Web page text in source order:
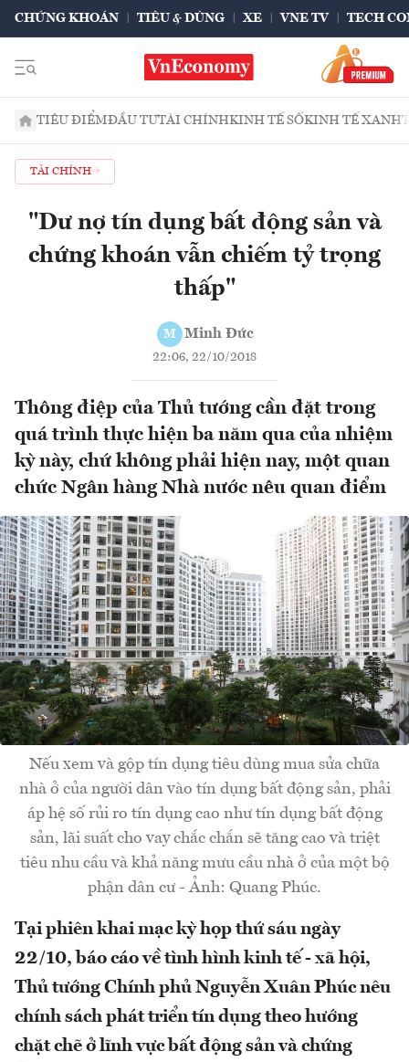
CHỨNG KHOÁN TIÊU & DÙNG XE VNE TV TECH
TIÊU ĐIỂMĐẦU TƯTÀI CHÍNHKINH TẾ SỐKINH TẾ XANH
TÀI CHÍNH
"Dư nợ tín dụng bất động sản và
chứng khoán vẫn chiếm tỷ trọng
thấp"
M Minh Đức
22:06, 22/10/2018
Thông điệp của Thủ tướng cần đặt trong
quá trình thực hiện ba năm qua của nhiệm
kỳ này, chứ không phải hiện nay, một quan
chức Ngân hàng Nhà nước nêu quan điểm
Nếu xem và gộp tín dụng tiêu dùng mua sửa chữa
nhà ở của người dân vào tín dụng bất động sản, phải
áp hệ số rủi ro tín dụng cao như tín dụng bất động
sản, lãi suất cho vay chắc chắn sẽ tăng cao và triệt
tiêu nhu cầu và khả năng mưu cầu nhà ở của một bộ
phận dân cư - Ảnh: Quang Phúc.
Tại phiên khai mạc kỳ họp thứ sáu ngày
22/10, báo cáo về tình hình kinh tế - xã hội,
Thủ tướng Chính phủ Nguyễn Xuân Phúc nêu
chính sách phát triển tín dụng theo hướng
chặt chẽ ở lĩnh vực bất động sản và chứng